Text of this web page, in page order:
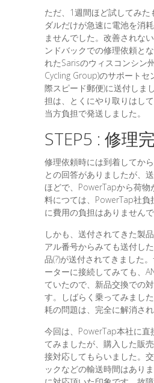
ただ、1週間ほど試してみた
ダルだけが急速に電池を消
ませんでした。改善されな
ンドバックでの修理依頼と
れたSarisのウィスコンシン
Cycling Group)のサポートセ
際スピード郵便)に送付しま
担は、とくにやり取りはして
当方負担で発送しました。
STEP5 : 修理
修理依頼時には到着してか
との回答がありましたが、
ほどで、PowerTapから荷物
料につては、PowerTap社負
に費用の負担はありませんで
しかも、送付されてきた製
アル番号からみても送付し
品(?)が送付されてきました
ーターに接続してみても、
ていたので、新品交換での
す。しばらく乗ってみまし
耗の問題は、完全に解消され
今回は、PowerTap本社に直
てみましたが、購入した販
接対応してもらいました。
ックなどの輸送時間はあり